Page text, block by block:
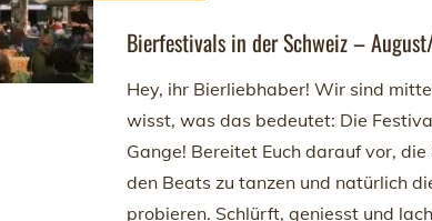
Bierfestivals in der Schweiz –
Hey, ihr Bierliebhaber! Wir sind
wisst, was das bedeutet: Die
Gange! Bereitet Euch darauf vor, die
den Beats zu tanzen und natürlich
probieren. Schlürft, geniesst und